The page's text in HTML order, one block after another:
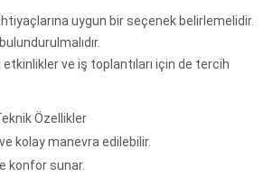
uygun bir seçenek belirlemelidir.
ve iş toplantıları için de tercih
Özellikler
kolay manevra edilebilir.
konfor sunar.